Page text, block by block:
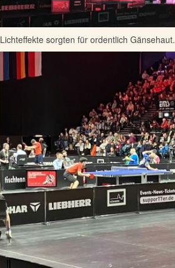
Lichteffekte sorgten für ordentlich Gänsehaut.